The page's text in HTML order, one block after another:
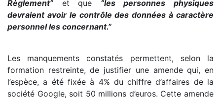
Règlement” et que “les personnes physiques
devraient avoir le contrôle des données à caractère
personnel les concernant.”
Les manquements constatés permettent, selon la
formation restreinte, de justifier une amende qui, en
l’espèce, a été fixée à 4% du chiffre d’affaires de la
société Google, soit 50 millions d’euros. Cette amende